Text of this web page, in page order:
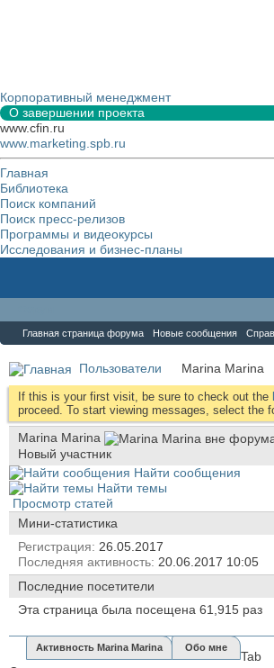
Корпоративный менеджмент
О завершении проекта
www.cfin.ru
www.marketing.spb.ru
Главная
Библиотека
Поиск компаний
Поиск пресс-релизов
Программы и видеокурсы
Исследования и бизнес-планы
Главная страница форума Новые сообщения
Пользователи Marina Marina
If this is your first visit, be sure to check out the
proceed. To start viewing messages, select the
Marina Marina
Новый участник
Найти сообщения
Найти темы
Просмотр статей
Мини-статистика
Регистрация
26.05.2017
Последняя активность 20.06.2017 10:05
Последние посетители
Эта страница была посещена 61,915 раз
Активность Marina Marina Обо мне
Tab